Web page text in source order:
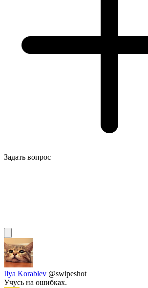
Задать вопрос
Ilya Korablev @swipeshot
Учусь на ошибках.